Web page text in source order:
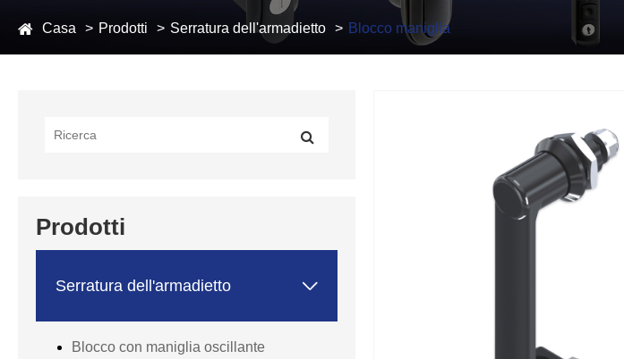
Casa Prodotti Serratura dell'armadietto Blocco maniglia
Prodotti
Serratura dell'armadietto 
Blocco con maniglia oscillante